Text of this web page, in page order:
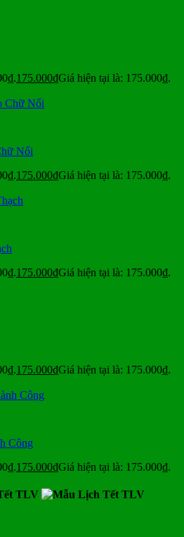
175.000₫Giá hiện tại là: 175.000₫.
Nổi
175.000₫Giá hiện tại là: 175.000₫.
175.000₫Giá hiện tại là: 175.000₫.
175.000₫Giá hiện tại là: 175.000₫.
Công
175.000₫Giá hiện tại là: 175.000₫.